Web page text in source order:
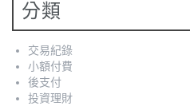
分類
交易紀錄
小額付費
後支付
投資理財